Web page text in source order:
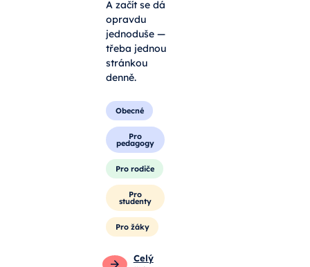
soustředění a
radost z knih.
A začít se dá
opravdu
jednoduše —
třeba jednou
denně.
Obecné
Pro
pedagogy
Pro rodiče
Pro
studenty
Pro žáky